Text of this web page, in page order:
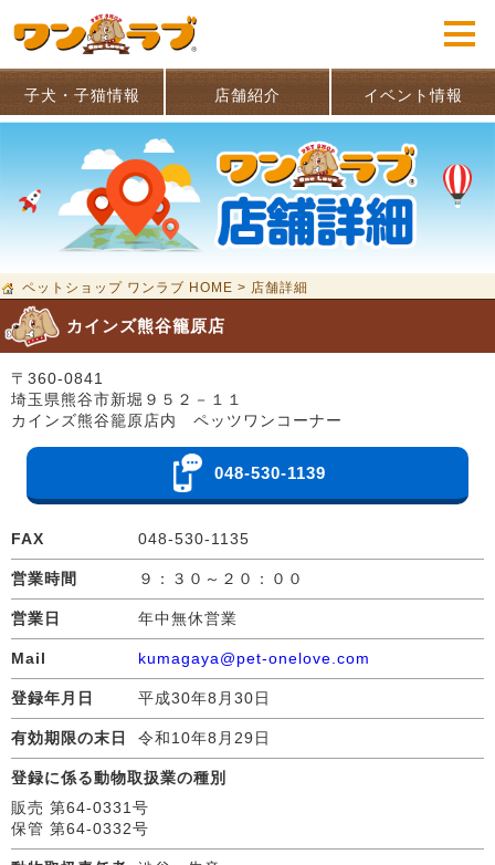
子犬・子猫情報 店舗紹介 イベント情報
ペットショップ ワンラブ HOME > 店舗詳細
カインズ熊谷籠原店
〒360-0841
埼玉県熊谷市新堀９５２－１１
カインズ熊谷籠原店内 ペッツワンコーナー
048-530-1139
FAX 048-530-1135
営業時間 ９：３０～２０：００
営業日 年中無休営業
Mail kumagaya@pet-onelove.com
登録年月日 平成30年8月30日
有効期限の末日 令和10年8月29日
登録に係る動物取扱業の種別
販売 第64-0331号
保管 第64-0332号